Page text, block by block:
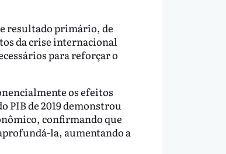
resultado primário, de
da crise internacional
para reforçar o
os efeitos
PIB de 2019 demonstrou
confirmando que
la, aumentando a